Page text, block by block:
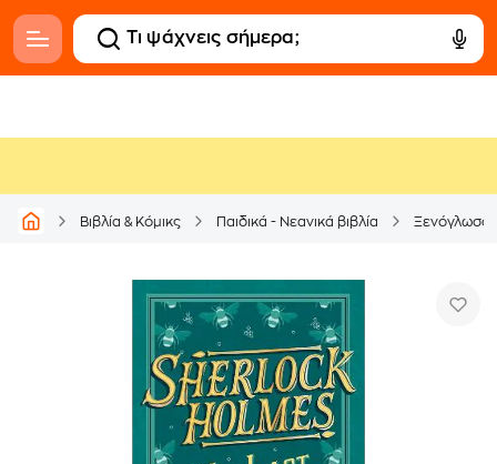
Βιβλία & Κόμικς Παιδικά - Νεανικά βιβλία